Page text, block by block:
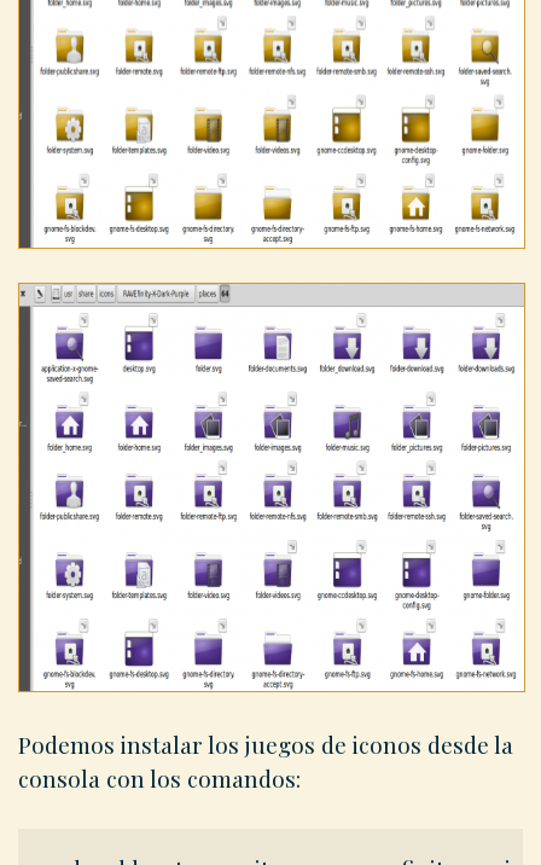
Podemos instalar los juegos de iconos desde la
consola con los comandos: